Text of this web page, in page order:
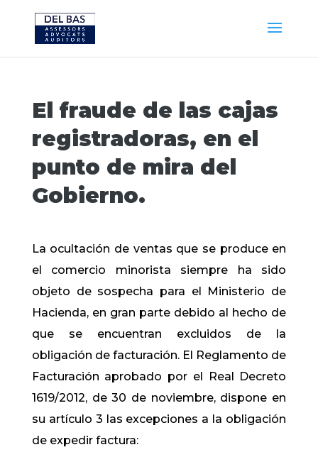
El fraude de las cajas
registradoras, en el
punto de mira del
Gobierno.
La ocultación de ventas que se produce en
el comercio minorista siempre ha sido
objeto de sospecha para el Ministerio de
Hacienda, en gran parte debido al hecho de
que se encuentran excluidos de la
obligación de facturación. El Reglamento de
Facturación aprobado por el Real Decreto
1619/2012, de 30 de noviembre, dispone en
su artículo 3 las excepciones a la obligación
de expedir factura: